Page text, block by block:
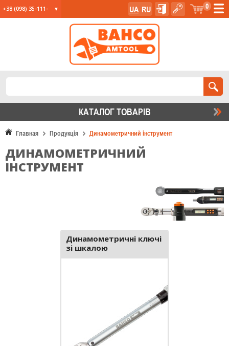
+38 (098) 35-111- 0
UA RU
Главная Продукція Динамометричний інструмент
ДИНАМОМЕТРИЧНИЙ
ІНСТРУМЕНТ
Динамометричні ключі
зі шкалою
КАТАЛОГ ТОВАРIВ